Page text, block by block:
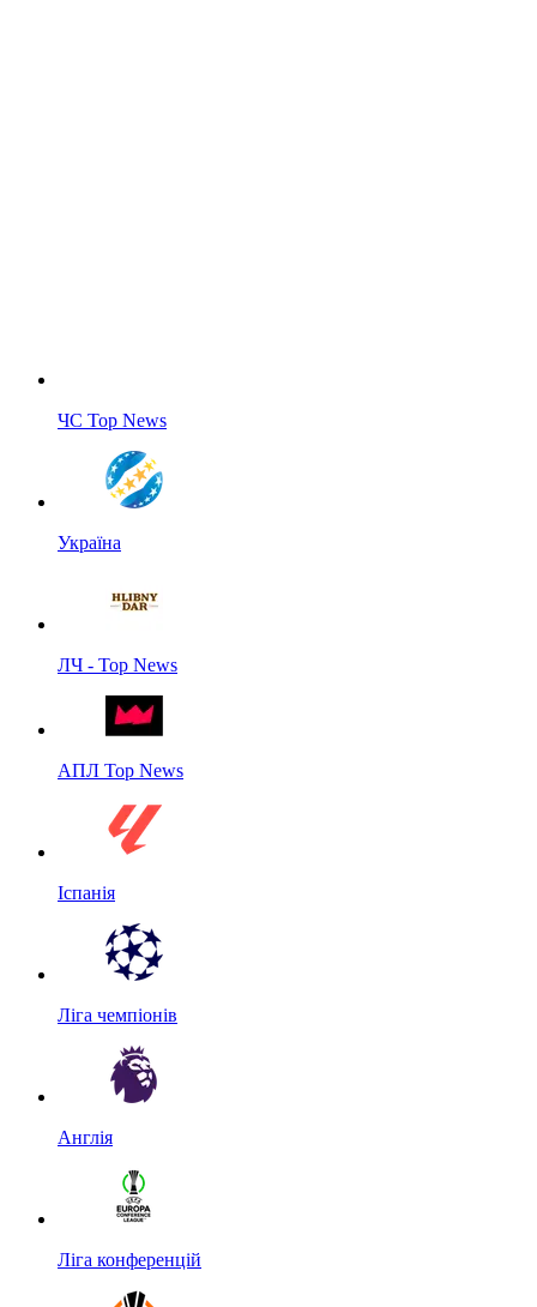
ЧС Top News
Україна
ЛЧ - Top News
АПЛ Top News
Іспанія
Ліга чемпіонів
Англія
Ліга конференцій